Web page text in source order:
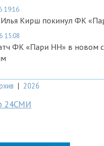
19:16
Кирш покинул ФК
15:08
ФК «Пари НН» в новом
| 2026
24СМИ